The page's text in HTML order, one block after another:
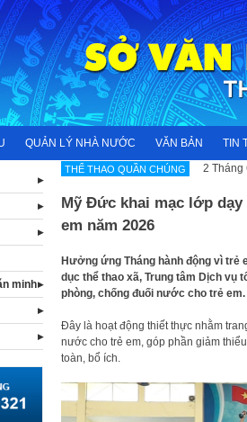
QUẢN LÝ NHÀ NƯỚC VĂN BẢN TIN
THỂ THAO QUẦN CHÚNG 2 Tháng
Mỹ Đức khai mạc lớp
em năm 2026
Hưởng ứng Tháng hành động vì trẻ
dục thể thao xã, Trung tâm Dịch
phòng, chống đuối nước cho trẻ em.
Đây là hoạt động thiết thực nhằm
nước cho trẻ em, góp phần giảm
toàn, bổ ích.
minh